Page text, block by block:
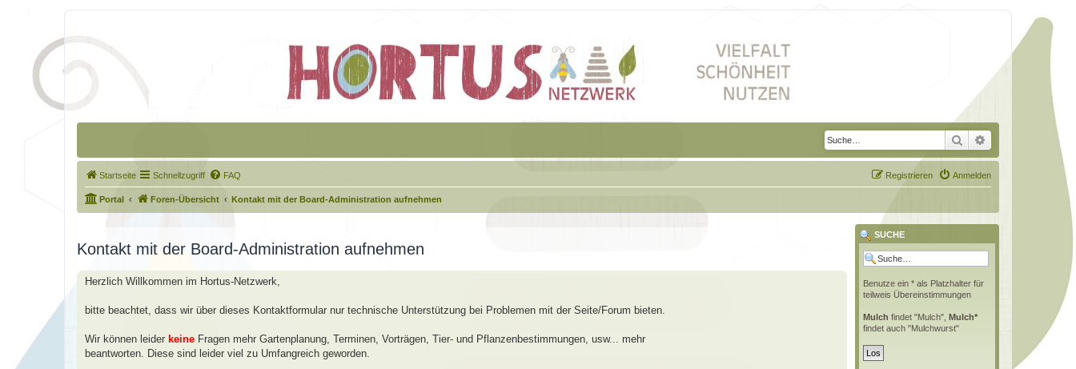
Suche Erweiterte Suche
Startseite Schnellzugriff FAQ Anmelden
Registrieren
Portal Foren-Übersicht Kontakt mit der Board-Administration aufnehmen
Kontakt mit der Board-Administration aufnehmen
Herzlich Willkommen im Hortus-Netzwerk,
bitte beachtet, dass wir über dieses Kontaktformular nur technische Unterstützung bei Problemen mit der Seite/Forum bieten.
Wir können leider keine Fragen mehr Gartenplanung, Terminen, Vorträgen, Tier- und Pflanzenbestimmungen, usw... mehr
beantworten. Diese sind leider viel zu Umfangreich geworden.
SUCHE
Benutze ein * als Platzhalter für
teilweis Übereinstimmungen
Mulch findet "Mulch", Mulch*
findet auch "Mulchwurst"